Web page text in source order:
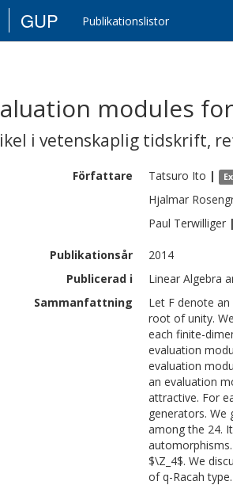
GUP Publikationslistor
modules
i vetenskaplig tidskrift,
Författare Tatsuro Ito |
Hjalmar
Paul Terwilliger
Publikationsår
2014
Publicerad i
Linear Algebra
Sammanfattning
Let F denote
root of unity.
each finite-
evaluation
evaluation
an evaluation
attractive. For
generators. We
among the 24.
$\Z_4$. We
of q-Racah type.